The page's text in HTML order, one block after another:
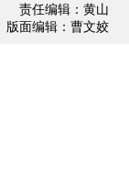
责任编辑：黄山
版面编辑：曹文姣